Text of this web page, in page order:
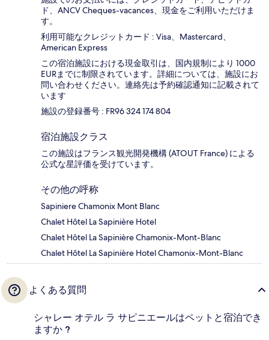
ド、ANCV Cheques-vacances、現金をご利用いただけま
す。
利用可能なクレジットカード : Visa、Mastercard、
American Express
この宿泊施設における現金取引は、国内規制により 1000
EURまでに制限されています。詳細については、施設にお
問い合わせください。連絡先は予約確認通知に記載されて
います
施設の登録番号 : FR96 324 174 804
宿泊施設クラス
この施設はフランス観光開発機構 (ATOUT France) による
公式な星評価を受けています。
その他の呼称
Sapiniere Chamonix Mont Blanc
Chalet Hôtel La Sapinière Hotel
Chalet Hôtel La Sapinière Chamonix-Mont-Blanc
Chalet Hôtel La Sapinière Hotel Chamonix-Mont-Blanc
よくある質問
シャレー オテル ラ サピニエールはペットと宿泊でき
ますか ?